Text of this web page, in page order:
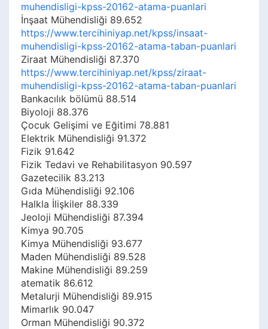
muhendisligi-kpss-20162-atama-puanlari
İnşaat Mühendisliği 89.652
https://www.tercihiniyap.net/kpss/insaat-
muhendisligi-kpss-20162-atama-taban-puanlari
Ziraat Mühendisliği 87.370
https://www.tercihiniyap.net/kpss/ziraat-
muhendisligi-kpss-20162-atama-taban-puanlari
Bankacılık bölümü 88.514
Biyoloji 88.376
Çocuk Gelişimi ve Eğitimi 78.881
Elektrik Mühendisliği 91.372
Fizik 91.642
Fizik Tedavi ve Rehabilitasyon 90.597
Gazetecilik 83.213
Gıda Mühendisliği 92.106
Halkla İlişkiler 88.339
Jeoloji Mühendisliği 87.394
Kimya 90.705
Kimya Mühendisliği 93.677
Maden Mühendisliği 89.528
Makine Mühendisliği 89.259
atematik 86.612
Metalurji Mühendisliği 89.915
Mimarlık 90.047
Orman Mühendisliği 90.372